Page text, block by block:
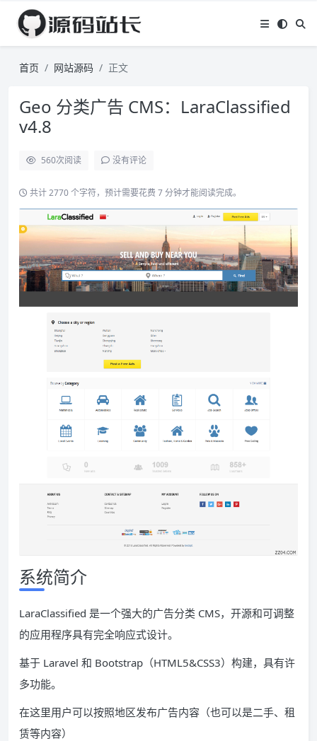
首页 网站源码 正文
Geo 分类广告 CMS：LaraClassified
v4.8
560次阅读 没有评论
共计 2770 个字符，预计需要花费 7 分钟才能阅读完成。
系统简介
LaraClassified 是一个强大的广告分类 CMS，开源和可调整
的应用程序具有完全响应式设计。
基于 Laravel 和 Bootstrap（HTML5&CSS3）构建，具有许
多功能。
在这里用户可以按照地区发布广告内容（也可以是二手、租
赁等内容）